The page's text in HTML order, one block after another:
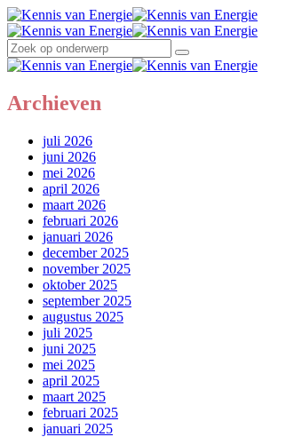
Menu
Search
Menu
Kennis
Energie
Search
Search
for:
Search
Kennis
Archieven
juli 2026
juni 2026
mei 2026
april 2026
maart 2026
februari 2026
januari 2026
december 2025
november 2025
oktober 2025
september 2025
augustus 2025
juli 2025
juni 2025
mei 2025
april 2025
maart 2025
februari 2025
januari 2025